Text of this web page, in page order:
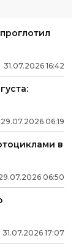
31.07.2026 16:42
29.07.2026 06:19
в
.07.2026 06:50
31.07.2026 17:07